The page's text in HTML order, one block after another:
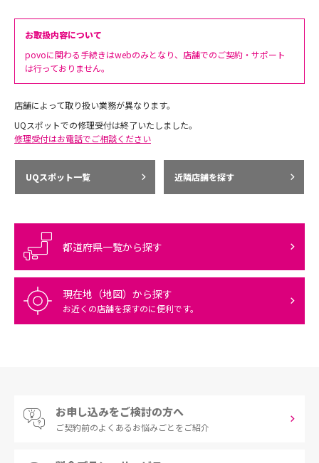
お取扱内容について
povoに関わる手続きはwebのみとなり、店舗でのご契約・サポート
は行っておりません。
店舗によって取り扱い業務が異なります。
UQスポットでの修理受付は終了いたしました。
修理受付はお電話でご相談ください
UQスポット一覧 近隣店舗を探す
都道府県一覧から探す
現在地（地図）から探す
お近くの店舗を探すのに便利です。
お申し込みをご検討の方へ
ご契約前のよくあるお悩みごとをご紹介